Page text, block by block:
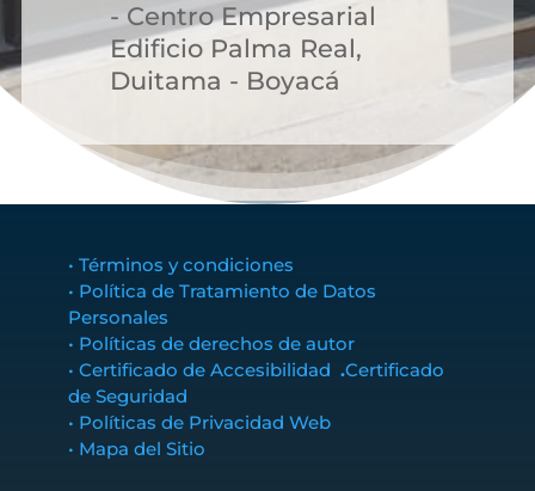
- Centro Empresarial
Edificio Palma Real,
Duitama - Boyacá
• Términos y condiciones
• Política de Tratamiento de Datos
Personales
• Políticas de derechos de autor
• Certificado de Accesibilidad .Certificado
de Seguridad
• Políticas de Privacidad Web
• Mapa del Sitio